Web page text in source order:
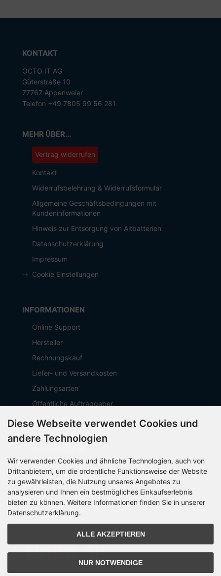
KONTAKT
OCTO IT AG
Güterstraße 10
77767 Appenweier
Telefon +49 7805 99 56 281
MEHR ÜBER...
Vertrag widerrufen
Kontakt
Widerrufsbelehrung & Widerrufsformular
Allgemeine Geschäftsbedingungen mit
Kundeninformationen
Hinweis zur Entsorgung von Altbatterien
Datenschutzerklärung
Impressum
Cookie Einstellungen
INFORMATIONEN
Online Support
Hersteller
Rechnungskauf
Liefer- und Versandkosten
Zahlungsarten
Öffentliche Auftraggeber
Geschäftskunden
Beschaffungsplattform
Über OCTO IT
Sitemap
PARTNER
Diese Webseite verwendet Cookies und
andere Technologien
Wir verwenden Cookies und ähnliche Technologien, auch von
Drittanbietern, um die ordentliche Funktionsweise der Website
zu gewährleisten, die Nutzung unseres Angebotes zu
analysieren und Ihnen ein bestmögliches Einkaufserlebnis
bieten zu können. Weitere Informationen finden Sie in unserer
Datenschutzerklärung.
ALLE AKZEPTIEREN
NUR NOTWENDIGE